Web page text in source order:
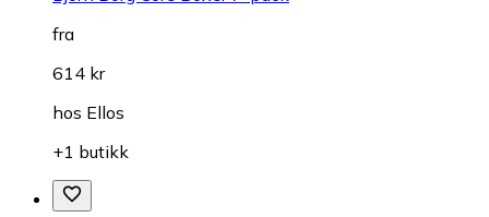
fra
614 kr
hos Ellos
+1 butikk